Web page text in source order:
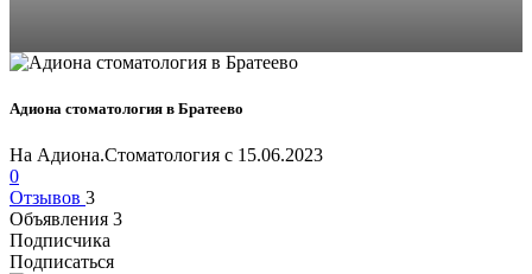
Адиона стоматология в Братеево
На Адиона.Стоматология с 15.06.2023
0
Отзывов 3
Объявления 3
Подписчика
Подписаться